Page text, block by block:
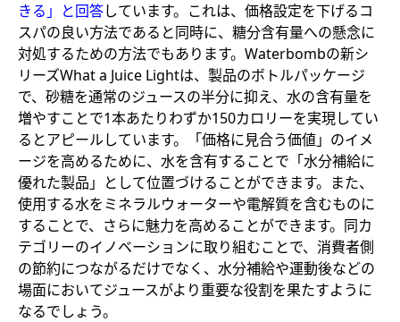
きる」と回答しています。これは、価格設定を下げるコ
スパの良い方法であると同時に、糖分含有量への懸念に
対処するための方法でもあります。Waterbombの新シ
リーズWhat a Juice Lightは、製品のボトルパッケージ
で、砂糖を通常のジュースの半分に抑え、水の含有量を
増やすことで1本あたりわずか150カロリーを実現してい
るとアピールしています。「価格に見合う価値」のイメ
ージを高めるために、水を含有することで「水分補給に
優れた製品」として位置づけることができます。また、
使用する水をミネラルウォーターや電解質を含むものに
することで、さらに魅力を高めることができます。同カ
テゴリーのイノベーションに取り組むことで、消費者側
の節約につながるだけでなく、水分補給や運動後などの
場面においてジュースがより重要な役割を果たすように
なるでしょう。